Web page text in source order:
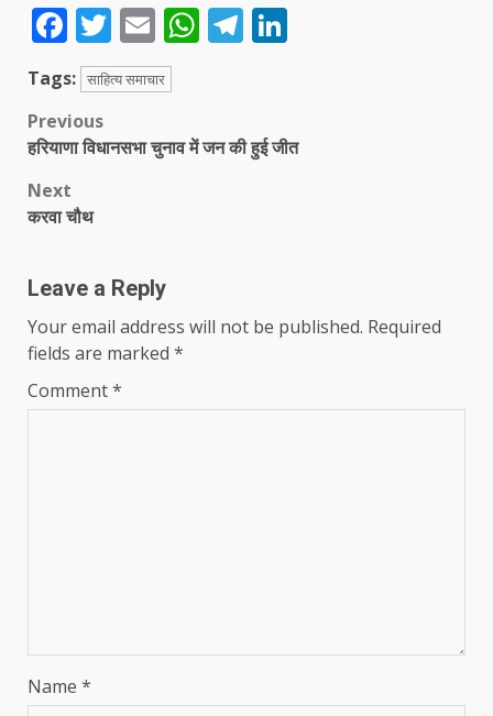
Facebook
Twitter
EmailWhatsApp
Telegram
Tags: साहित्य समाचार
Post
navigation
Previous
हरियाणा विधानसभा चुनाव में जन की हुई जीत
Next
करवा चौथ
Leave a Reply
Your email address will not be published. Required
fields are marked *
Comment*
Name *